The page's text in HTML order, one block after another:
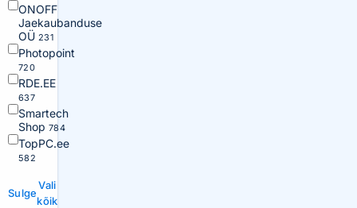
ONOFF
Jaekaubanduse
OÜ 231
Photopoint
720
RDE.EE
637
Smartech
Shop 784
TopPC.ee
582
Sulge
Vali
kõik